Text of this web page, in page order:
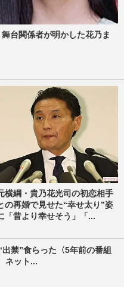
台関係者が明かした花乃ま
横綱・貴乃花光司の初恋相手
の再婚で見せた“幸せ太り”姿
「昔より幸せそう」「...
禁”食らった〈5年前の番組
ネット...